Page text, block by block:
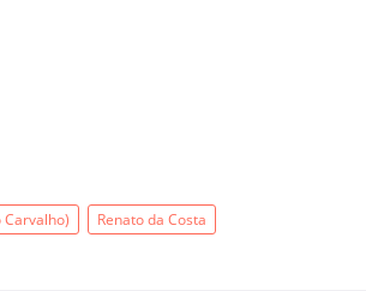
Renato da Costa